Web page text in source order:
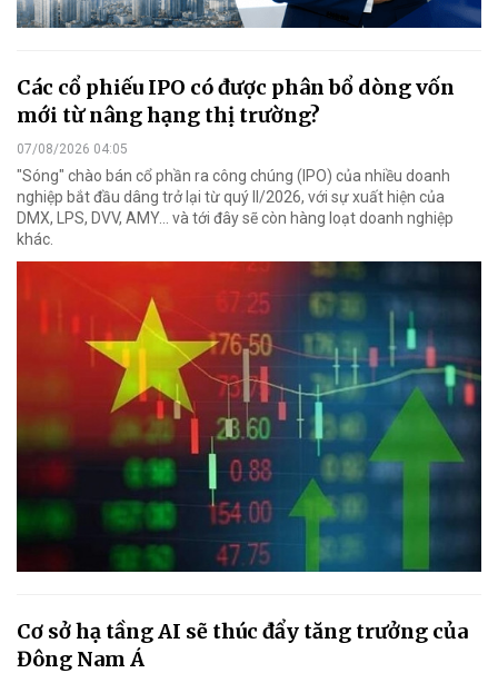
Các cổ phiếu IPO có được phân bổ dòng vốn
mới từ nâng hạng thị trường?
07/08/2026 04:05
"Sóng" chào bán cổ phần ra công chúng (IPO) của nhiều doanh
nghiệp bắt đầu dâng trở lại từ quý II/2026, với sự xuất hiện của
DMX, LPS, DVV, AMY... và tới đây sẽ còn hàng loạt doanh nghiệp
khác.
Cơ sở hạ tầng AI sẽ thúc đẩy tăng trưởng của
Đông Nam Á